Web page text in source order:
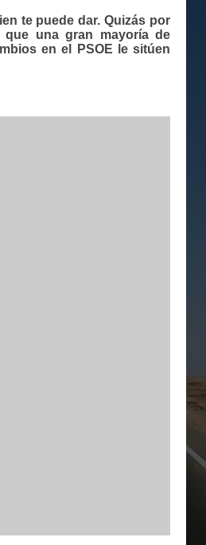
te puede dar. Quizás por
una gran mayoría de
en el PSOE le sitúen